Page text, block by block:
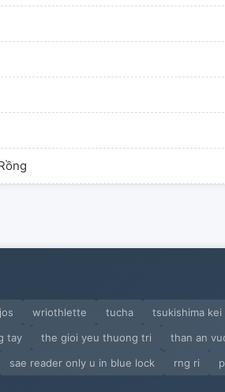
wriothlette tucha tsukishima
tay the gioi yeu thuong tri
than an
sae reader only u in blue lock rng ri